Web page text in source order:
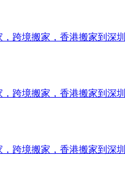
跨境搬家，香港搬家到深
跨境搬家，香港搬家到深
跨境搬家，香港搬家到深